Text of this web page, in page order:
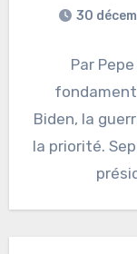
30
Par
Biden, la
la priorité.